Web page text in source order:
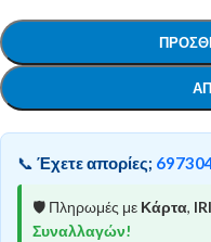
📞 Έχετε απορίες;
🛡️ Πληρωμές με Κάρτα,
Συναλλαγών!